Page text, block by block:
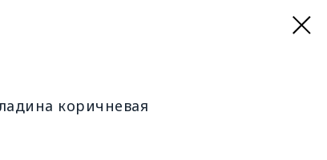
коричневая